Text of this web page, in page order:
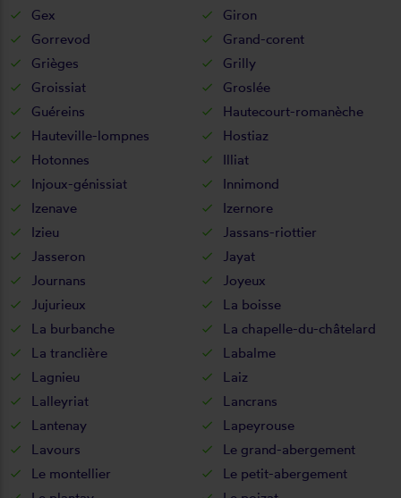
Gex
Giron
Gorrevod
Grand-corent
Grièges
Grilly
Groissiat
Groslée
Guéreins
Hautecourt-romanèche
Hauteville-lompnes
Hostiaz
Hotonnes
Illiat
Injoux-génissiat
Innimond
Izenave
Izernore
Izieu
Jassans-riottier
Jasseron
Jayat
Journans
Joyeux
Jujurieux
La boisse
La burbanche
La chapelle-du-châtelard
La tranclière
Labalme
Lagnieu
Laiz
Lalleyriat
Lancrans
Lantenay
Lapeyrouse
Lavours
Le grand-abergement
Le montellier
Le petit-abergement